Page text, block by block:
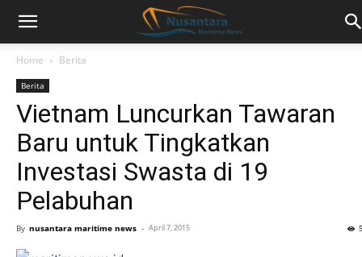
Home Berita
Berita
Vietnam Luncurkan Tawaran
Baru untuk Tingkatkan
Investasi Swasta di 19
Pelabuhan
By nusantara maritime news - April 7, 2015